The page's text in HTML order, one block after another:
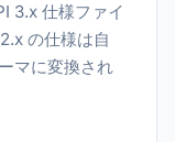
3.x 仕様ファイ
の仕様は自
マに変換され